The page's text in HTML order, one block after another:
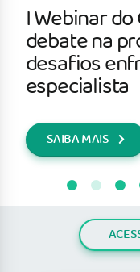
I Webinar
debate na
desafios
especialista
SAIBA MAIS